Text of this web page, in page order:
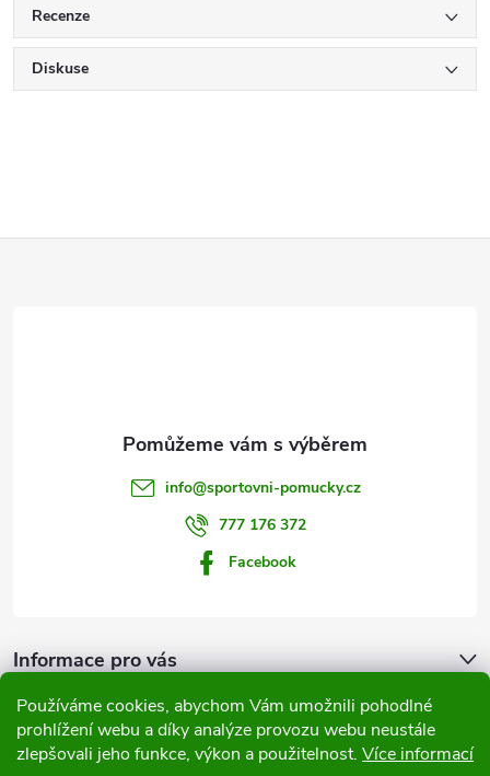
Používáme cookies, abychom Vám umožnili pohodlné
prohlížení webu a díky analýze provozu webu neustále
zlepšovali jeho funkce, výkon a použitelnost. Více informací
Recenze
Diskuse
info@sportovni-pomucky.cz
777 176 372
Facebook
Informace pro vás
Přijímáme online platby